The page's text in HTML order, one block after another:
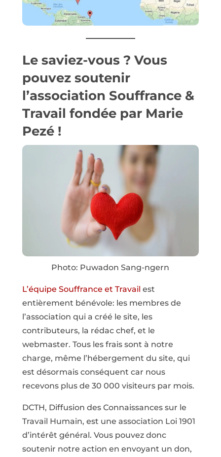
Le saviez-vous ? Vous
pouvez soutenir
l’association Souffrance &
Travail fondée par Marie
Pezé !
Photo: Puwadon Sang-ngern
L’équipe Souffrance et Travail est
entièrement bénévole: les membres de
l’association qui a créé le site, les
contributeurs, la rédac chef, et le
webmaster. Tous les frais sont à notre
charge, même l’hébergement du site, qui
est désormais conséquent car nous
recevons plus de 30 000 visiteurs par mois.
DCTH, Diffusion des Connaissances sur le
Travail Humain, est une association Loi 1901
d’intérêt général. Vous pouvez donc
soutenir notre action en envoyant un don,